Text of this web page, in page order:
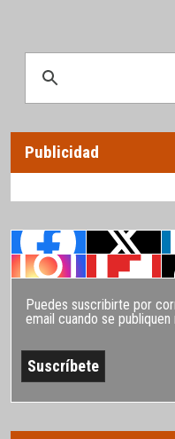
Publicidad
Puedes suscribirte por
email cuando se